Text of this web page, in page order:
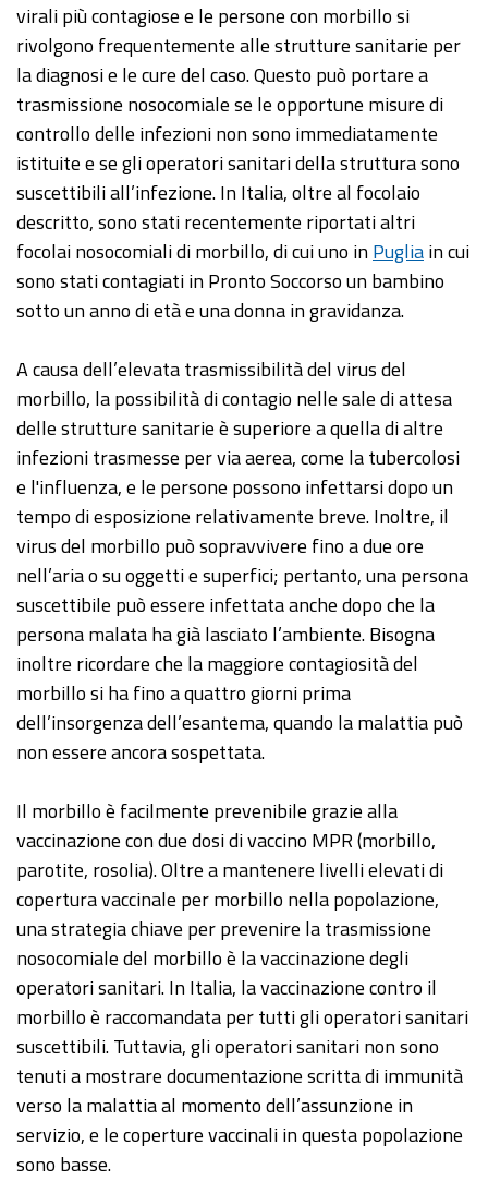
virali più contagiose e le persone con morbillo si
rivolgono frequentemente alle strutture sanitarie per
la diagnosi e le cure del caso. Questo può portare a
trasmissione nosocomiale se le opportune misure di
controllo delle infezioni non sono immediatamente
istituite e se gli operatori sanitari della struttura sono
suscettibili all’infezione. In Italia, oltre al focolaio
descritto, sono stati recentemente riportati altri
focolai nosocomiali di morbillo, di cui uno inPugliain cui
sono stati contagiati in Pronto Soccorso un bambino
sotto un anno di età e una donna in gravidanza.
A causa dell’elevata trasmissibilità del virus del
morbillo, la possibilità di contagio nelle sale di attesa
delle strutture sanitarie è superiore a quella di altre
infezioni trasmesse per via aerea, come la tubercolosi
e l'influenza, e le persone possono infettarsi dopo un
tempo di esposizione relativamente breve. Inoltre, il
virus del morbillo può sopravvivere fino a due ore
nell’aria o su oggetti e superfici; pertanto, una persona
suscettibile può essere infettata anche dopo che la
persona malata ha già lasciato l’ambiente. Bisogna
inoltre ricordare che la maggiore contagiosità del
morbillo si ha fino a quattro giorni prima
dell’insorgenza dell’esantema, quando la malattia può
non essere ancora sospettata.
Il morbillo è facilmente prevenibile grazie alla
vaccinazione con due dosi di vaccino MPR (morbillo,
parotite, rosolia). Oltre a mantenere livelli elevati di
copertura vaccinale per morbillo nella popolazione,
una strategia chiave per prevenire la trasmissione
nosocomiale del morbillo è la vaccinazione degli
operatori sanitari. In Italia, la vaccinazione contro il
morbillo è raccomandata per tutti gli operatori sanitari
suscettibili. Tuttavia, gli operatori sanitari non sono
tenuti a mostrare documentazione scritta di immunità
verso la malattia al momento dell’assunzione in
servizio, e le coperture vaccinali in questa popolazione
sono basse.